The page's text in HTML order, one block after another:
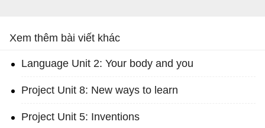
Xem thêm bài viết khác
Language Unit 2: Your body and you
Project Unit 8: New ways to learn
Project Unit 5: Inventions